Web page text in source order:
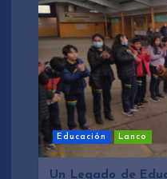
Educación Lanco
Un Legado de